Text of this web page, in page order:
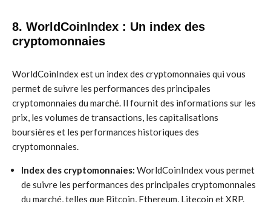
8. WorldCoinIndex : Un index des
cryptomonnaies
WorldCoinIndex est un index des cryptomonnaies qui vous
permet de suivre les performances des principales
cryptomonnaies du marché. Il fournit des informations sur les
prix, les volumes de transactions, les capitalisations
boursières et les performances historiques des
cryptomonnaies.
Index des cryptomonnaies: WorldCoinIndex vous permet
de suivre les performances des principales cryptomonnaies
du marché, telles que Bitcoin, Ethereum, Litecoin et XRP.